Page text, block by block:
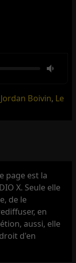
Jordan Boivin, Le
page est la
X. Seule elle
de le
en
aussi, elle
d'en